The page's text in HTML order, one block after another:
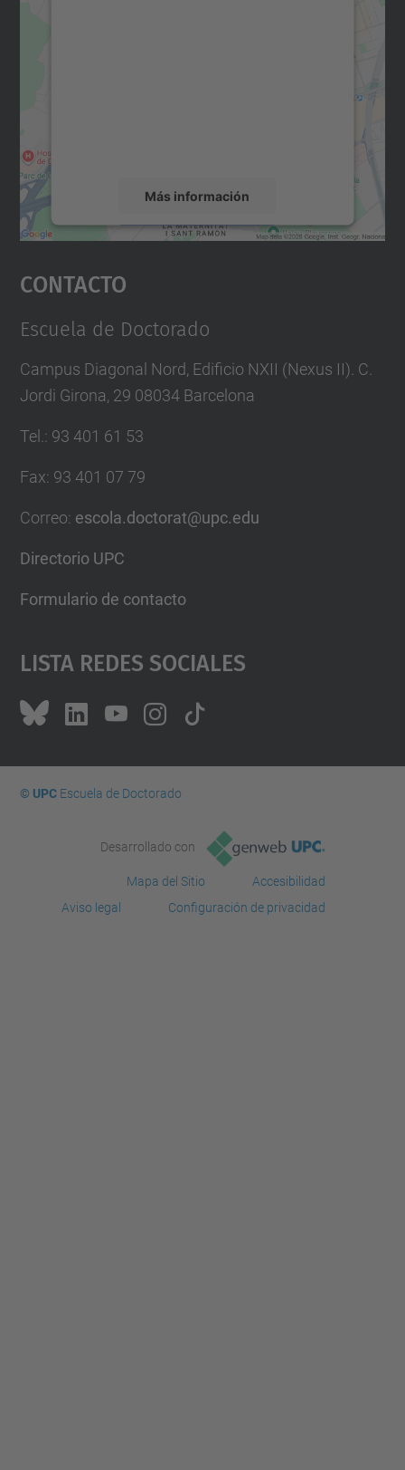
Más información
Aceptar
powered by
Contacto
Escuela de Doctorado
Campus Diagonal Nord, Edificio NXII (Nexus II). C.
Jordi Girona, 29 08034 Barcelona
Tel.: 93 401 61 53
Fax: 93 401 07 79
Correo: escola.doctorat@upc.edu
Directorio UPC
Formulario de contacto
Lista Redes Sociales
© UPCEscuela de Doctorado
Desarrollado con
Mapa del Sitio
Accesibilidad
Aviso legal
Configuración de privacidad